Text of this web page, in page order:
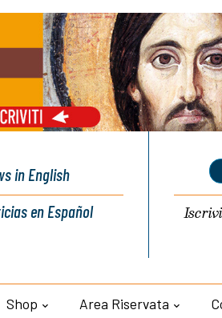
in English
en Español
Shop Area Riservata